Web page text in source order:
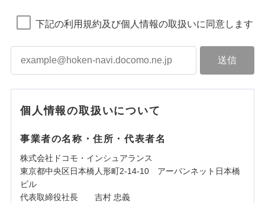
下記の利用規約及び個人情報の取扱いに同意します
個人情報の取扱いについて
事業者の名称・住所・代表者名
株式会社ドコモ・インシュアランス
東京都中央区日本橋人形町2-14-10 アーバンネット日本橋
ビル
代表取締役社長 吉村 忠義